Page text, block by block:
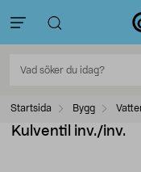
Startsida Bygg
Kulventil inv./inv.